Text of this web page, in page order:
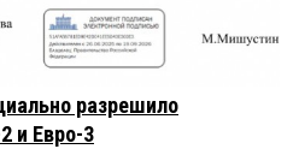
разрешило
и Евро-3